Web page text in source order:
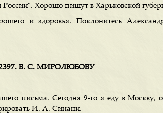
России". Хорошо пишут в Харьковской
и здоровья. Поклонитесь
В. С. МИРОЛЮБОВУ
письма. Сегодня 9-го я еду в Москву,
И. А. Синани.